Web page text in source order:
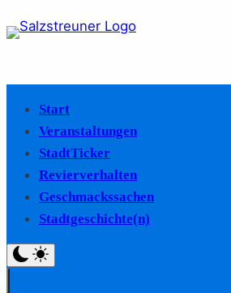
Start
Veranstaltungen
StadtTicker
Revierverhalten
Geschmackssachen
Stadtgeschichte(n)